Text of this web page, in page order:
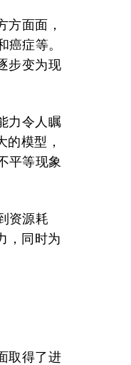
方面面，
症等。
步变为现
力令人瞩
的模型，
平等现象
资源耗
，同时为
取得了进